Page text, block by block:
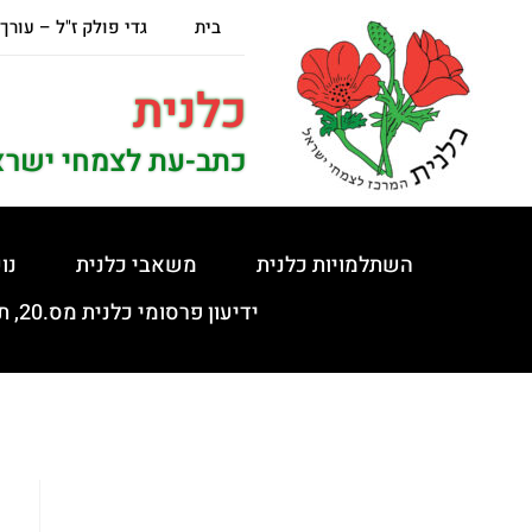
בית גדי פולק ז"ל –
כלנית
כתב-עת לצמחי
השתלמויות כלנית משאבי כלנית
ידיעון פרסומי כלנית מס.20, תשפ"ה, 5.2.2025